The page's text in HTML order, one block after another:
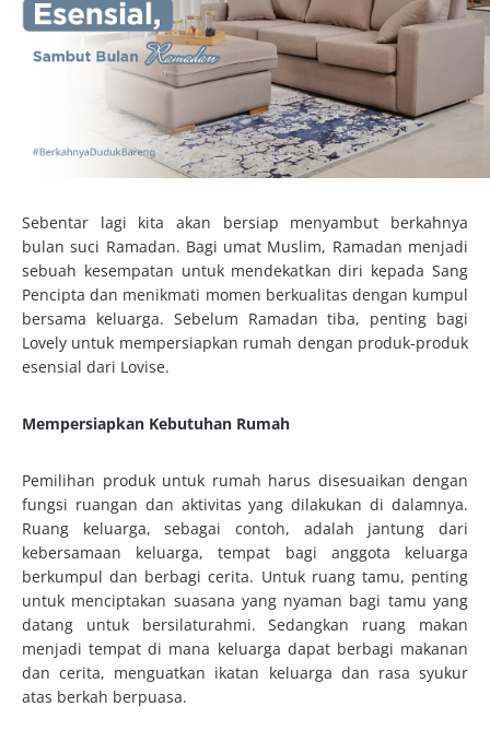
Sebentar lagi kita akan bersiap menyambut berkahnya
bulan suci Ramadan. Bagi umat Muslim, Ramadan menjadi
sebuah kesempatan untuk mendekatkan diri kepada Sang
Pencipta dan menikmati momen berkualitas dengan kumpul
bersama keluarga. Sebelum Ramadan tiba, penting bagi
Lovely untuk mempersiapkan rumah dengan produk-produk
esensial dari Lovise.
Mempersiapkan Kebutuhan Rumah
Pemilihan produk untuk rumah harus disesuaikan dengan
fungsi ruangan dan aktivitas yang dilakukan di dalamnya.
Ruang keluarga, sebagai contoh, adalah jantung dari
kebersamaan keluarga, tempat bagi anggota keluarga
berkumpul dan berbagi cerita. Untuk ruang tamu, penting
untuk menciptakan suasana yang nyaman bagi tamu yang
datang untuk bersilaturahmi. Sedangkan ruang makan
menjadi tempat di mana keluarga dapat berbagi makanan
dan cerita, menguatkan ikatan keluarga dan rasa syukur
atas berkah berpuasa.